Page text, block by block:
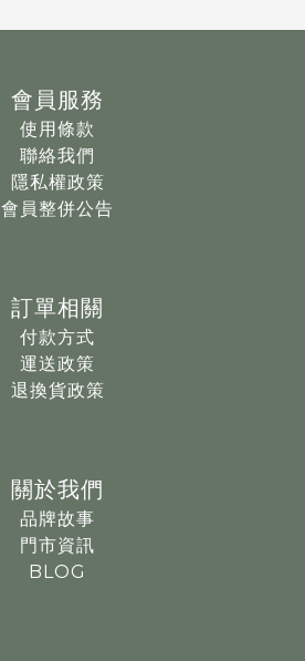
會員服務
使用條款
聯絡我們
隱私權政策
會員整併公告
訂單相關
付款方式
運送政策
退換貨政策
關於我們
品牌故事
門市資訊
BLOG